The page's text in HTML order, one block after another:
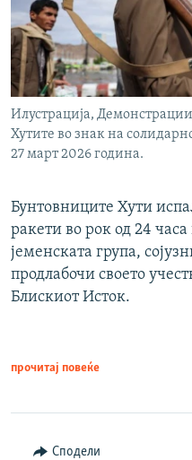
Илустрација,
Хутите во знак на
27 март 2026 година.
Бунтовниците Хути
ракети во рок од 24
јеменската група,
продлабочи своето
Блискиот Исток.
прочитај повеќе
Сподели